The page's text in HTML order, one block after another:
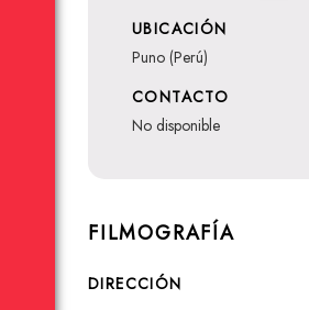
UBICACIÓN
Puno (Perú)
CONTACTO
no disponible
FILMOGRAFÍA
DIRECCIÓN